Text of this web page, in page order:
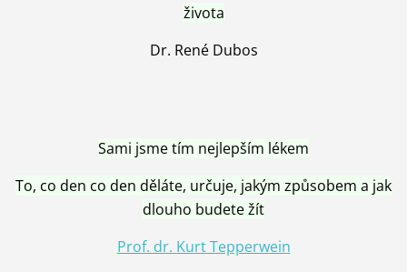
života
Dr. René Dubos
Sami jsme tím nejlepším lékem
To, co den co den děláte, určuje, jakým způsobem a jak
dlouho budete žít
Prof. dr. Kurt Tepperwein